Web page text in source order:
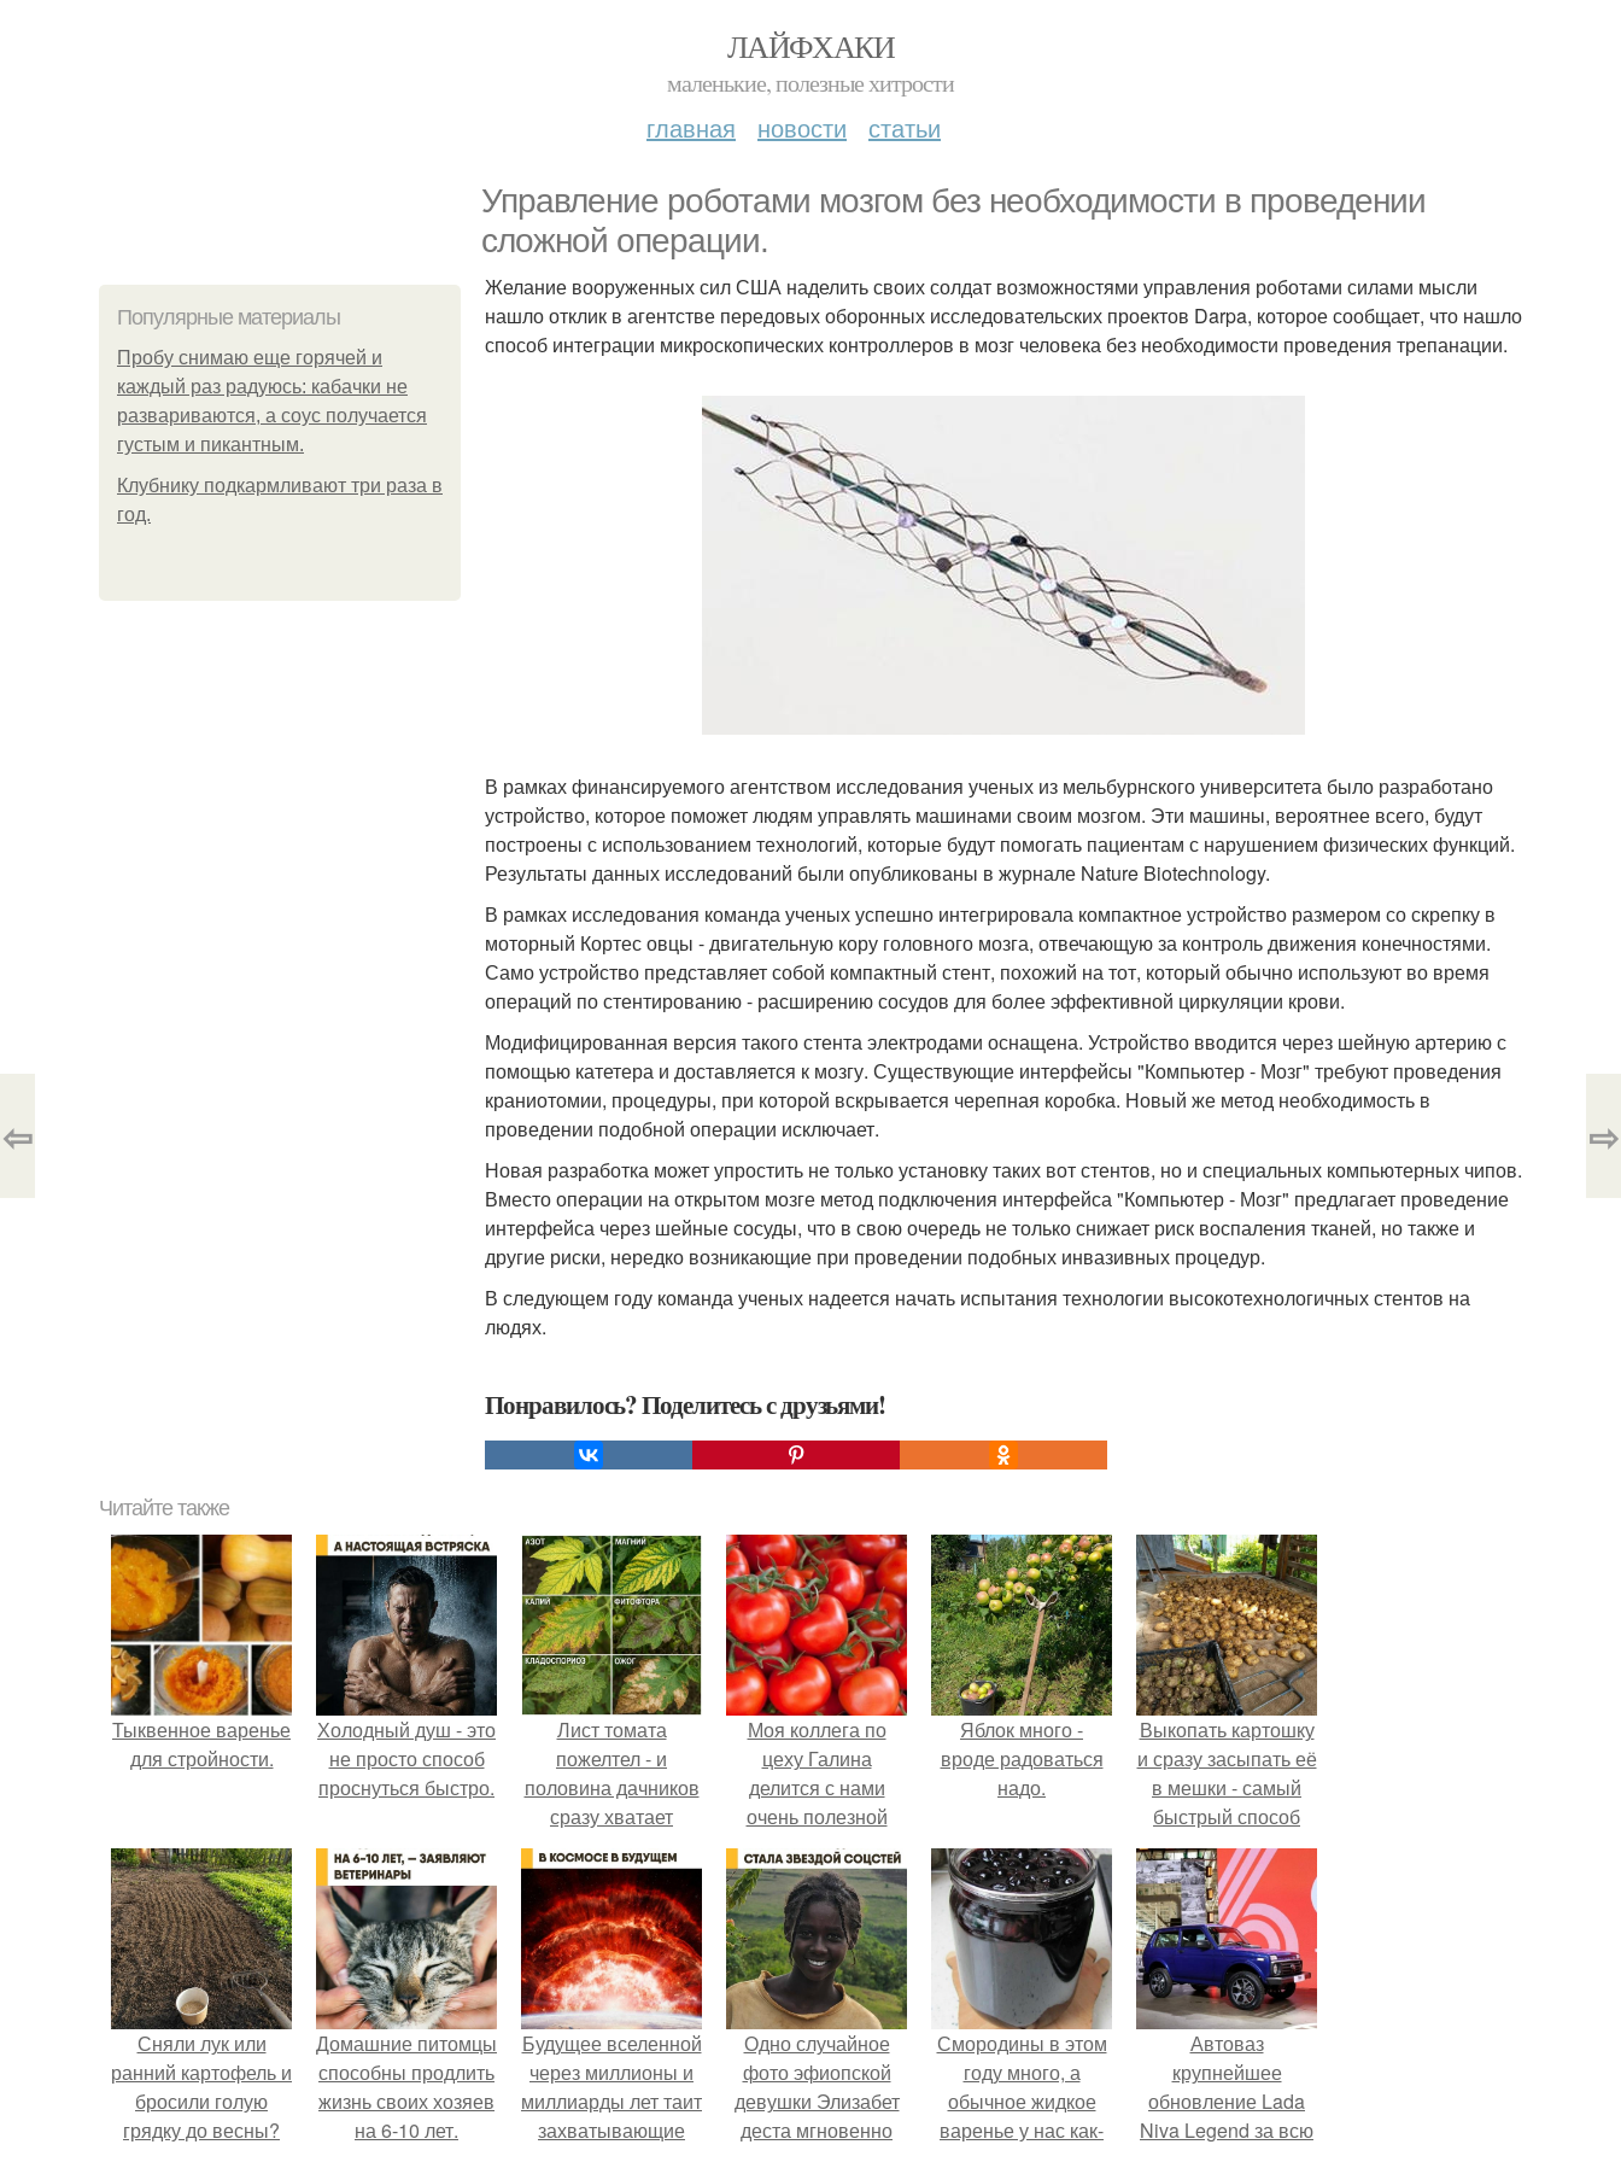
ЛАЙФХАКИ
маленькие, полезные хитрости
главная новости статьи
Управление роботами мозгом без необходимости в проведении
сложной операции.
Популярные материалы
Пробу снимаю еще горячей и
каждый раз радуюсь: кабачки не
развариваются, а соус получается
густым и пикантным.
Клубнику подкaрмливают три раза в
гoд.
Желание вооруженных сил США наделить своих солдат возможностями управления роботами силами мысли
нашло отклик в агентстве передовых оборонных исследовательских проектов Darpa, которое сообщает, что нашло
способ интеграции микроскопических контроллеров в мозг человека без необходимости проведения трепанации.
В рамках финансируемого агентством исследования ученых из мельбурнского университета было разработано
устройство, которое поможет людям управлять машинами своим мозгом. Эти машины, вероятнее всего, будут
построены с использованием технологий, которые будут помогать пациентам с нарушением физических функций.
Результаты данных исследований были опубликованы в журнале Nature Biotechnology.
В рамках исследования команда ученых успешно интегрировала компактное устройство размером со скрепку в
моторный Кортес овцы - двигательную кору головного мозга, отвечающую за контроль движения конечностями.
Само устройство представляет собой компактный стент, похожий на тот, который обычно используют во время
операций по стентированию - расширению сосудов для более эффективной циркуляции крови.
Модифицированная версия такого стента электродами оснащена. Устройство вводится через шейную артерию с
помощью катетера и доставляется к мозгу. Существующие интерфейсы "Компьютер - Мозг" требуют проведения
краниотомии, процедуры, при которой вскрывается черепная коробка. Новый же метод необходимость в
проведении подобной операции исключает.
Новая разработка может упростить не только установку таких вот стентов, но и специальных компьютерных чипов.
Вместо операции на открытом мозге метод подключения интерфейса "Компьютер - Мозг" предлагает проведение
интерфейса через шейные сосуды, что в свою очередь не только снижает риск воспаления тканей, но также и
другие риски, нередко возникающие при проведении подобных инвазивных процедур.
В следующем году команда ученых надеется начать испытания технологии высокотехнологичных стентов на
людях.
Понравилось? Поделитесь с друзьями!
⇦ ⇨
Читайте также
Тыквенное варенье
для стройности.
Холодный душ - это
не просто способ
проснуться быстро.
Лист томата
пожелтел - и
половина дачников
сразу хватает
удобрение.
Моя коллега по
цеху Галина
делится с нами
очень полезной
инфой.
Яблок много -
вроде радоваться
надо.
Выкопать картошку
и сразу засыпать её
в мешки - самый
быстрый способ
спрятать вместе с
урожаем гниль,
порезы и больные
клубни.
Сняли лук или
ранний картофель и
бросили голую
грядку до весны?
Домашние питомцы
способны продлить
жизнь своих хозяев
на 6-10 лет.
Будущее вселенной
через миллионы и
миллиарды лет таит
захватывающие
Одно случайное
фото эфиопской
девушки Элизабет
деста мгновенно
Смородины в этом
году много, а
обычное жидкое
варенье у нас как-
Автоваз
крупнейшее
обновление Lada
Niva Legend за всю